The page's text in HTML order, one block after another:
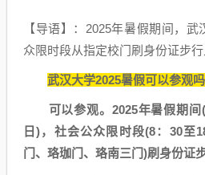
【导语】：2025年暑假期间，
众限时段从指定校门刷身份证步行
武汉大学2025暑假可以参观
可以参观。2025年暑假期
日)，社会公众限时段(8：30至
门、珞珈门、珞南三门)刷身份证